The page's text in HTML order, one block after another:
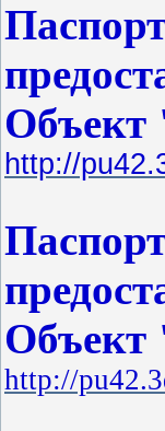
Объект
http://
Объект
http://